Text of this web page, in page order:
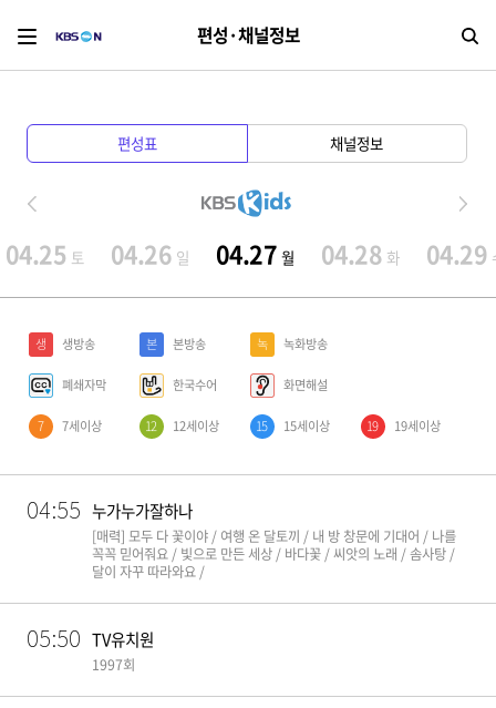
편성·채널정보 검
편성표 채널정보
04.25 토 04.26 일 04.27 월 04.28 화 04.29
생 생방송 본 본방송 녹 녹화방송
폐쇄자막 한국수어 화면해설
7 7세이상 12 12세이상 15 15세이상 19 19세이상
04:55 누가누가잘하나
[매력] 모두 다 꽃이야 / 여행 온 달토끼 / 내 방 창문에 기대어 / 나를
꼭꼭 믿어줘요 / 빛으로 만든 세상 / 바다꽃 / 씨앗의 노래 / 솜사탕 /
달이 자꾸 따라와요 /
05:50 TV유치원
1997회